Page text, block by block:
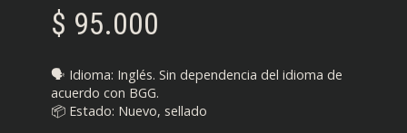
$ 95.000
🗣️ Idioma: Inglés. Sin dependencia del idioma de
acuerdo con BGG.
📦 Estado: Nuevo, sellado